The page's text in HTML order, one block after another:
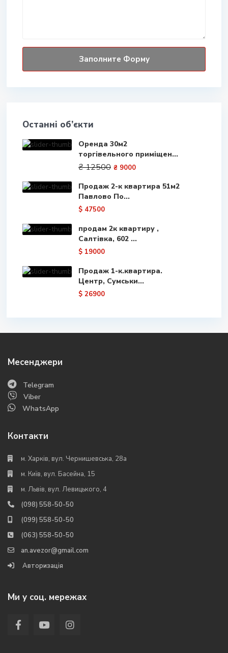
Останні об’єкти
Оренда 30м2
торгівельного приміщен...
₴ 12500 ₴ 9000
Продаж 2-к квартира 51м2
Павлово По...
$ 47500
продам 2к квартиру ,
Салтівка, 602 ...
$ 19000
Продаж 1-к.квартира.
Центр, Сумськи...
$ 26900
Месенджери
Telegram
Viber
WhatsApp
Контакти
м. Харків, вул. Чернишевська, 28а
м. Київ, вул. Басейна, 15
м. Львів, вул. Левицького, 4
(098) 558-50-50
(099) 558-50-50
(063) 558-50-50
an.avezor@gmail.com
Авторизація
Ми у соц. мережах